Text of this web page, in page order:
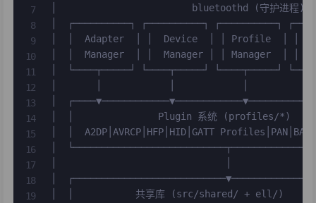
│                        bluetoothd (守护进
│  ┌──────────┐ ┌──────────┐ ┌──────────┐
│  │  Adapter  │ │  Device  │ │ Profile  │ │
│  │  Manager  │ │  Manager │ │ Manager  │
│  └────┬─────┘ └────┬─────┘ └────┬─────┘
│
│  │               Plugin 系统 (profiles/*)
│  │  A2DP│AVRCP│HFP│HID│GATT
│
│
│  │           共享库 (src/shared/ + ell/)